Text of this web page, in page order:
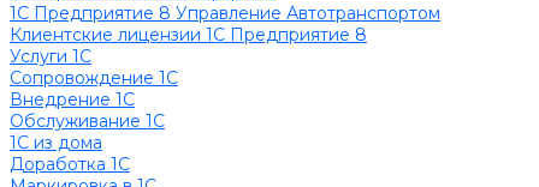
1С Предприятие 8 Управление Автотранспортом
Клиентские лицензии 1С Предприятие 8
Услуги 1С
Сопровождение 1С
Внедрение 1С
Обслуживание 1С
1С из дома
Доработка 1С